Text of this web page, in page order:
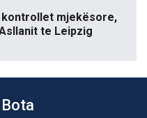
kontrollet mjekësore,
te Leipzig
Bota